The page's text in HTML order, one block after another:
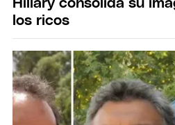
Hillary consolida su
los ricos